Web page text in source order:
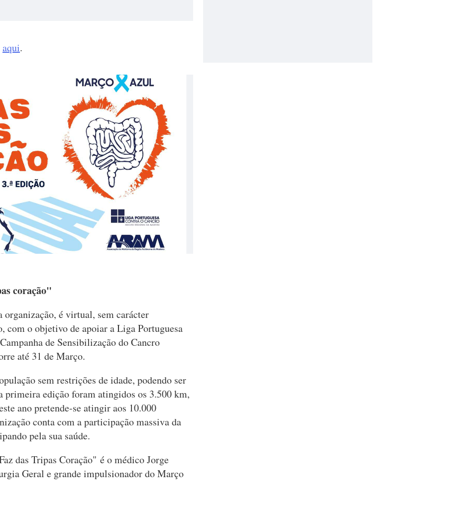
aqui.
coração"
é virtual, sem carácter
o objetivo de apoiar a Liga Portuguesa
de Sensibilização do Cancro
até 31 de Março.
sem restrições de idade, podendo ser
primeira edição foram atingidos os 3.500 km,
ano pretende-se atingir aos 10.000
conta com a participação massiva da
pela sua saúde.
das Tripas Coração" é o médico Jorge
Geral e grande impulsionador do Março